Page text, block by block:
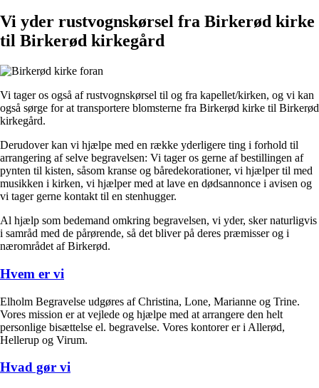
Vi yder rustvognskørsel fra Birkerød kirke
til Birkerød kirkegård
Vi tager os også af rustvognskørsel til og fra kapellet/kirken, og vi kan
også sørge for at transportere blomsterne fra Birkerød kirke til Birkerød
kirkegård.
Derudover kan vi hjælpe med en række yderligere ting i forhold til
arrangering af selve begravelsen: Vi tager os gerne af bestillingen af
pynten til kisten, såsom kranse og båredekorationer, vi hjælper til med
musikken i kirken, vi hjælper med at lave en dødsannonce i avisen og
vi tager gerne kontakt til en stenhugger.
Al hjælp som bedemand omkring begravelsen, vi yder, sker naturligvis
i samråd med de pårørende, så det bliver på deres præmisser og i
nærområdet af Birkerød.
Hvem er vi
Elholm Begravelse udgøres af Christina, Lone, Marianne og Trine.
Vores mission er at vejlede og hjælpe med at arrangere den helt
personlige bisættelse el. begravelse. Vores kontorer er i Allerød,
Hellerup og Virum.
Hvad gør vi